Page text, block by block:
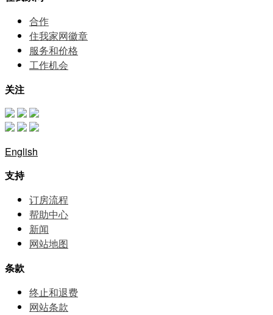
合作
住我家网徽章
服务和价格
⼯作机会
关注
English
支持
订房流程
帮助中⼼
新闻
网站地图
条款
终止和退费
网站条款